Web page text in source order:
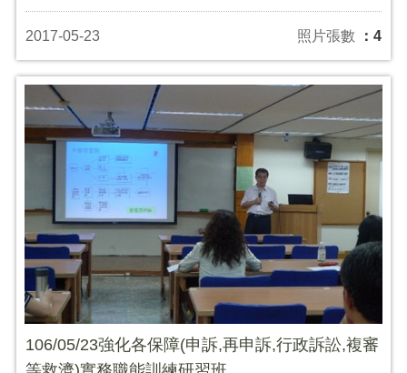
2017-05-23 照片張數 ：4
106/05/23強化各保障(申訴,再申訴,行政訴訟,複審